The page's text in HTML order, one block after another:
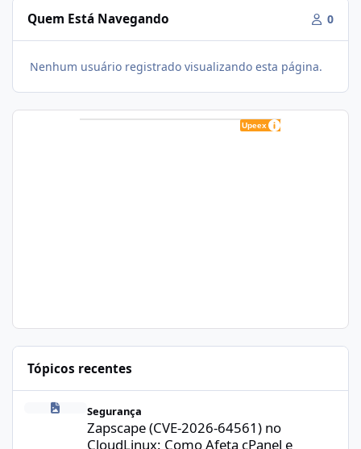
Quem Está Navegando 0
Nenhum usuário registrado visualizando esta página.
Tópicos recentes
Zapscape (CVE-2026-64561) no CloudLinux: Como Afeta cPanel
Segurança
Zapscape (CVE-2026-64561) no
CloudLinux: Como Afeta cPanel e